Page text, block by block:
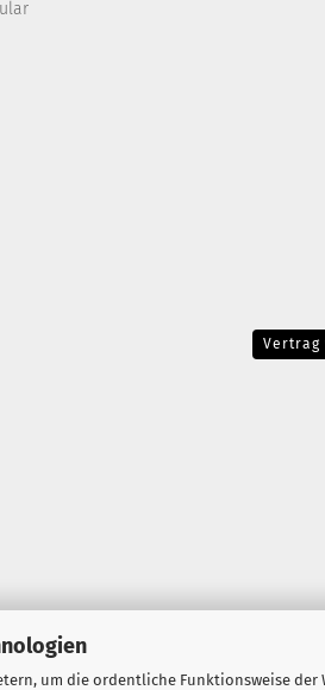
um die ordentliche Funktionsweise der
Vertrag